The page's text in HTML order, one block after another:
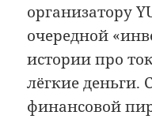
организатору
очередной
истории про
лёгкие деньги.
финансовой